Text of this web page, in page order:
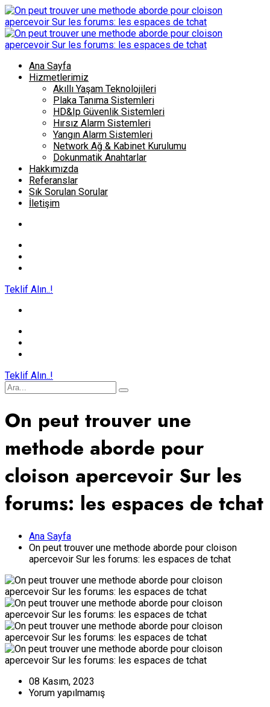
Ana Sayfa
Hizmetlerimiz
Akıllı Yaşam Teknolojileri
Plaka Tanıma Sistemleri
HD&Ip Güvenlik Sistemleri
Hırsız Alarm Sistemleri
Yangın Alarm Sistemleri
Network Ağ & Kabinet Kurulumu
Dokunmatik Anahtarlar
Hakkımızda
Referanslar
Sık Sorulan Sorular
İletişim
Teklif Alın..!
Teklif Alın..!
On peut trouver une
methode aborde pour
cloison apercevoir Sur les
forums: les espaces de tchat
Ana Sayfa
On peut trouver une methode aborde pour cloison
apercevoir Sur les forums: les espaces de tchat
08 Kasım, 2023
Yorum yapılmamış